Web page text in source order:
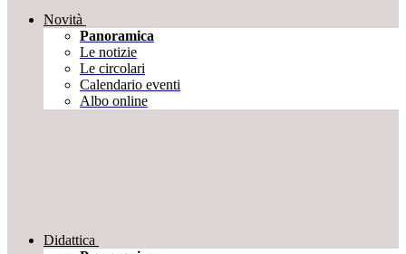
Novità
Panoramica
Le notizie
Le circolari
Calendario eventi
Albo online
Didattica